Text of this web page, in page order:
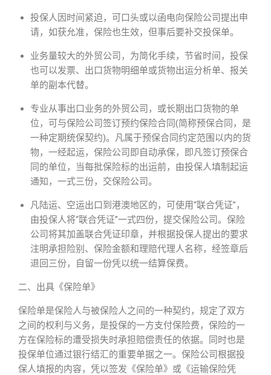
投保人因时间紧迫，可口头或以函电向保险公司提出申
请，如获允准，保险也生效，但事后要补交投保单。
业务量较大的外贸公司，为简化手续，节省时间，投保
也可以发票、出口货物明细单或货物出运分析单、报关
单的副本代替。
专业从事出口业务的外贸公司，或长期出口货物的单
位，可与保险公司签订预约保险合同(简称预保合同，是
一种定期统保契约)。凡属于预保合同约定范围以内的货
物，一经起运，保险公司即自动承保，即凡签订预保合
同的单位，当每批保险标的出运前，由投保人填制起运
通知，一式三份，交保险公司。
凡陆运、空运出口到港澳地区的，可使用“联合凭证”，
由投保人将“联合凭证”一式四份，提交保险公司。保险
公司将其加盖联合凭证印章，并根据投保人提出的要求
注明承担险别、保险金额和理赔代理人名称，经签章后
退回三份，自留一份凭以统一结算保费。
二、出具《保险单》
保险单是保险人与被保险人之间的一种契约，规定了双方
之间的权利与义务，是投保的一方支付保险费，保险的一
方在保险标的遭受损失时承担赔偿责任的依据。同时也是
投保单位通过银行结汇的重要单据之一。保险公司根据投
保人填报的内容，凭以签发《保险单》或《运输保险凭